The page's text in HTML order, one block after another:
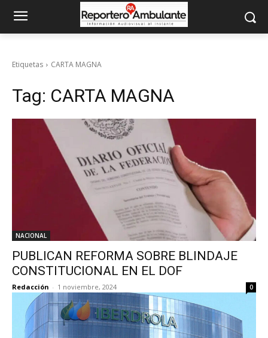
Etiquetas CARTA MAGNA
Tag: CARTA MAGNA
NACIONAL
PUBLICAN REFORMA SOBRE BLINDAJE
CONSTITUCIONAL EN EL DOF
Redacción - 1 noviembre, 2024 0